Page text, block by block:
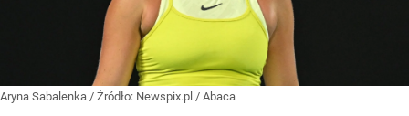
Aryna Sabalenka / Źródło: Newspix.pl / Abaca